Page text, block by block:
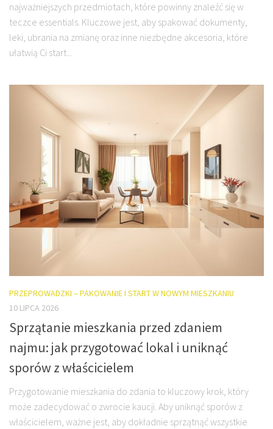
najważniejszych przedmiotach, które powinny znaleźć się w
teczce essentials. Kluczowe jest, aby spakować dokumenty,
leki, ubrania na zmianę oraz inne niezbędne akcesoria, które
ułatwią Ci start...
PRZEPROWADZKI – PAKOWANIE I START W NOWYM MIESZKANIU
10 LIPCA 2026
Sprzątanie mieszkania przed zdaniem
najmu: jak przygotować lokal i uniknąć
sporów z właścicielem
Przygotowanie mieszkania do zdania to kluczowy krok, który
może zadecydować o zwrocie kaucji. Aby uniknąć sporów z
właścicielem, ważne jest, aby dokładnie sprzątnąć wszystkie